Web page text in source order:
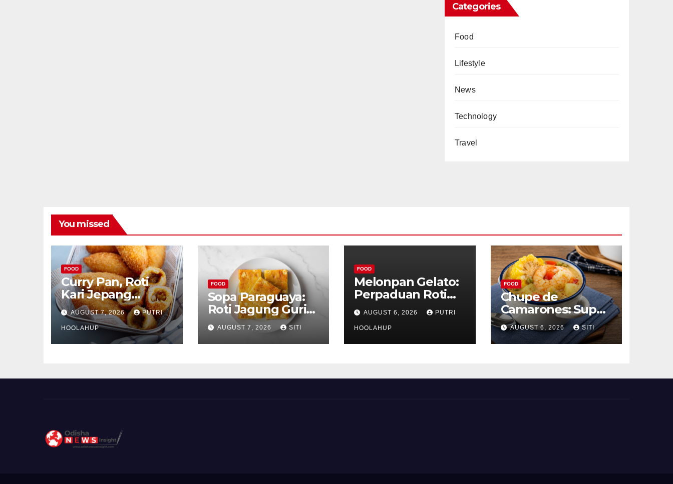
Categories
Food
Lifestyle
News
Technology
Travel
You missed
FOOD
Curry Pan, Roti
Kari Jepang
Renyah dengan
Isian Gurih
Menggoda
AUGUST 7, 2026 PUTRI
HOOLAHUP
FOOD
Sopa Paraguaya:
Roti Jagung Gurih
Khas Paraguay
yang Unik
AUGUST 7, 2026 SITI
FOOD
Melonpan Gelato:
Perpaduan Roti
Renyah dan Es
Krim Lembut yang
Menggoda
AUGUST 6, 2026 PUTRI
HOOLAHUP
FOOD
Chupe de
Camarones: Sup
Udang Khas Peru
yang Gurih Lezat
AUGUST 6, 2026 SITI